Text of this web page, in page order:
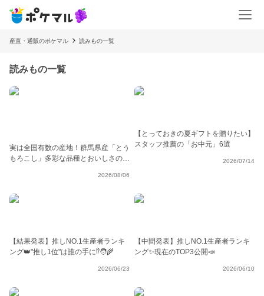
産直・通販のポケマル 読みもの一覧
読みもの一覧
実は全国有数の産地！群馬県産「とう
もろこし」多彩な品種とおいしさの秘
2026/08/06
【とっておきの夏ギフトを贈りたい】
スタッフ推薦の「お中元」6選
2026/07/14
【結果発表】推しNO.1生産者ランキ
ング👑"推し1位"は誰の手に⁉️🧑‍🌾
2026/06/23
【中間発表】推しNO.1生産者ランキ
ング✨現在のTOP3公開📣
2026/06/10